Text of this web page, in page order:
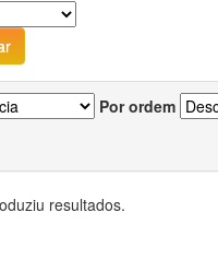
Por ordem
resultados.